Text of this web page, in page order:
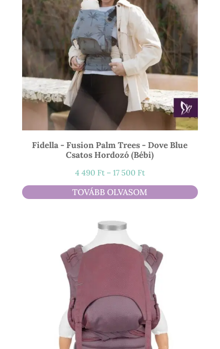
Fidella - Fusion Palm Trees - Dove Blue
Csatos Hordozó (bébi)
4 490 Ft – 17 500 FtÁrtartomány:
4
490 Ft
TOVÁBB OLVASOM